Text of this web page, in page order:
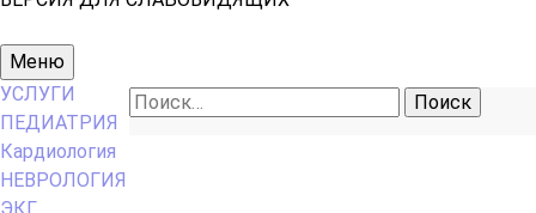
Основное
меню
Меню
Найти:
УСЛУГИ
ПЕДИАТРИЯ
Кардиология
НЕВРОЛОГИЯ